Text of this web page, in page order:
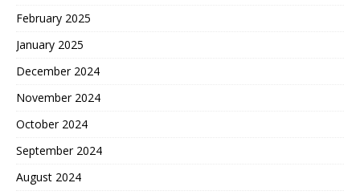
February 2025
January 2025
December 2024
November 2024
October 2024
September 2024
August 2024